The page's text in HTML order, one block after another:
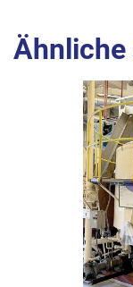
können.